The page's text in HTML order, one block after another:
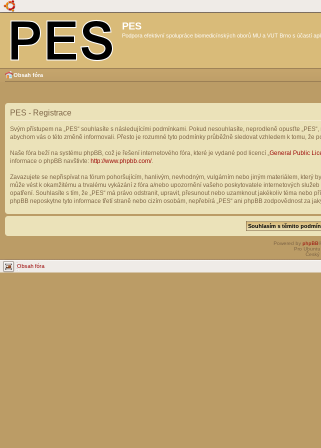
PES
Podpora efektivní spolupráce biomedicínských oborů MU a VUT Brno s účastí
Obsah fóra
PES - Registrace
Svým přístupem na „PES“ souhlasíte s následujícími podmínkami. Pokud nesouhlasíte, neprodleně opusťte
abychom vás o této změně informovali. Přesto je rozumné tyto podmínky průběžně sledovat vzhledem k tomu, že
Naše fóra beží na systému phpBB, což je řešení internetového fóra, které je vydané pod licencí „ General Public
informace o phpBB navštivte: http://www.phpbb.com/.
Zavazujete se nepřispívat na fórum pohoršujícím, hanlivým, nevhodným, vulgárním nebo jiným materiálem, který
může vést k okamžitému a trvalému vykázání z fóra a/nebo upozornění vašeho poskytovatele internetových
opatření. Souhlasíte s tím, že „PES“ má právo odstranit, upravit, přesunout nebo uzamknout jakékoliv téma
phpBB neposkytne tyto informace třetí straně nebo cizím osobám, nepřebírá „PES“ ani phpBB zodpovědnost za
Powered by phpBB
Pro
Český
Obsah fóra